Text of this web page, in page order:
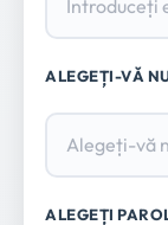
ALEGEȚI-VĂ
ALEGEȚI